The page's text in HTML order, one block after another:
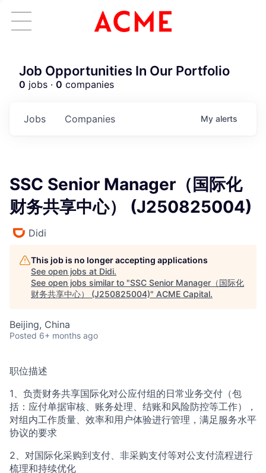
ACME Homepage
Job Opportunities In Our Portfolio
0 jobs · 0 companies
Jobs Companies My alerts
SSC Senior Manager（国际化
财务共享中心） (J250825004)
Didi
This job is no longer accepting applications
See open jobs at Didi.
See open jobs similar to "SSC Senior Manager（国际化
财务共享中心） (J250825004)" ACME Capital.
Beijing, China
Posted 6+ months ago
职位描述
1、负责财务共享国际化对公应付组的日常业务交付（包
括：应付单据审核、账务处理、结账和风险防控等工作），
对组内工作质量、效率和用户体验进行管理，满足服务水平
协议的要求
2、对国际化采购到支付、非采购支付等对公支付流程进行
梳理和持续优化